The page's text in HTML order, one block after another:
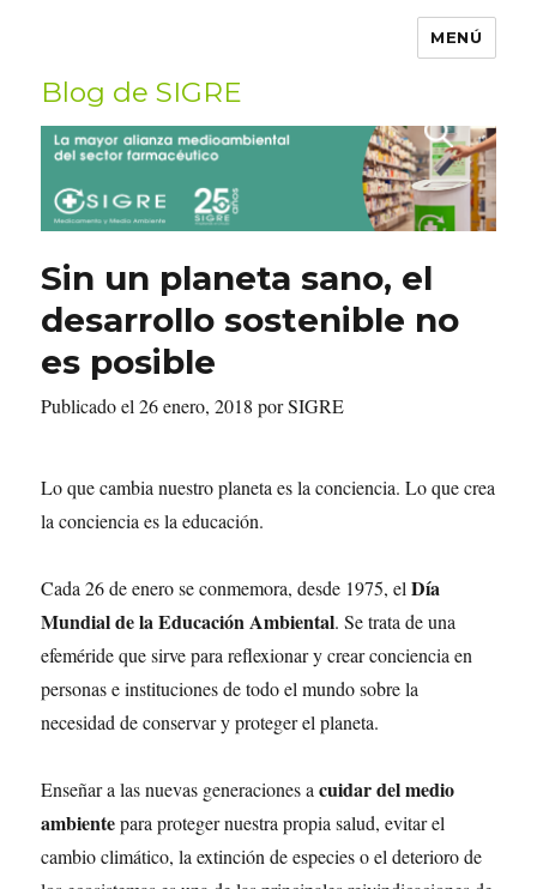
MENÚ
Blog de SIGRE
Buscar
por:
Sin un planeta sano, el
desarrollo sostenible no
es posible
Publicado el 26 enero, 2018 por SIGRE
Lo que cambia nuestro planeta es la conciencia. Lo que crea
la conciencia es la educación.
Cada 26 de enero se conmemora, desde 1975, elDía
Mundial de la Educación Ambiental. Se trata de una
efeméride que sirve para reflexionar y crear conciencia en
personas e instituciones de todo el mundo sobre la
necesidad de conservar y proteger el planeta.
Enseñar a las nuevas generaciones acuidar del medio
ambientepara proteger nuestra propia salud, evitar el
cambio climático, la extinción de especies o el deterioro de